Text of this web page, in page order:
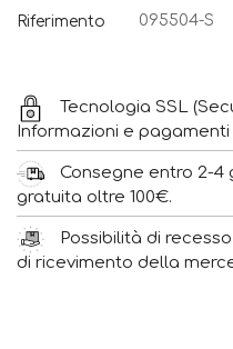
Riferimento 095504-S
Tecnologia SSL
Informazioni e pagamenti
Consegne entro 2-4
gratuita oltre 100€.
Possibilità di
di ricevimento della